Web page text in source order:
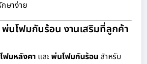
ษาง่าย
นโฟมกันร้อน งานเสริมที่ลูกค้า
ฟมหลังคา และพ่นโฟมกันร้อน สำหรับ